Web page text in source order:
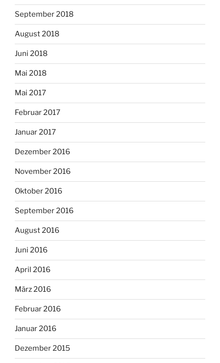
September 2018
August 2018
Juni 2018
Mai 2018
Mai 2017
Februar 2017
Januar 2017
Dezember 2016
November 2016
Oktober 2016
September 2016
August 2016
Juni 2016
April 2016
März 2016
Februar 2016
Januar 2016
Dezember 2015